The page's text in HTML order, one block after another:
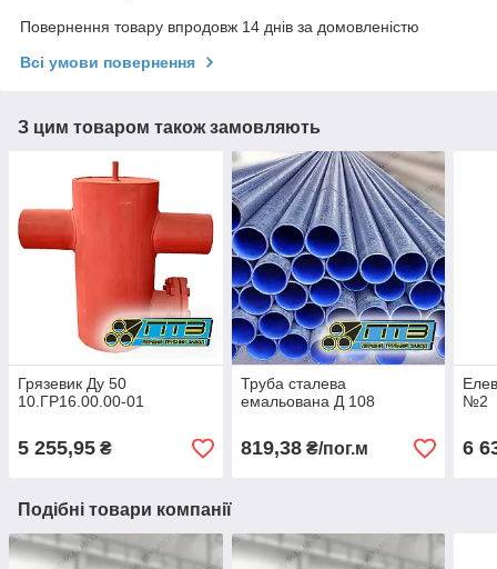
Повернення товару впродовж 14 днів за домовленістю
Всі умови повернення
З цим товаром також замовляють
Грязевик Ду 50
10.ГР16.00.00-01
5 255,95 ₴
Труба сталева
емальована Д 108
819,38₴/пог.м
№2
6
Подібні товари компанії